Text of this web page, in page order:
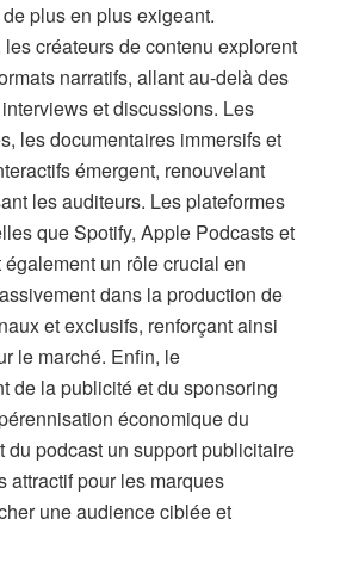
plus en plus exigeant.
créateurs de contenu explorent
narratifs, allant au-delà des
et discussions. Les
les documentaires immersifs et
émergent, renouvelant
les auditeurs. Les plateformes
que Spotify, Apple Podcasts et
un rôle crucial en
dans la production de
et exclusifs, renforçant ainsi
le marché. Enfin, le
de la publicité et du sponsoring
économique du
du podcast un support publicitaire
attractif pour les marques
une audience ciblée et